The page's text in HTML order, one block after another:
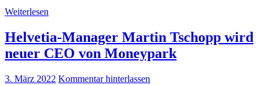
Weiterlesen
Helvetia-Manager Martin Tschopp wird
neuer CEO von Moneypark
3. März 2022 Kommentar hinterlassen